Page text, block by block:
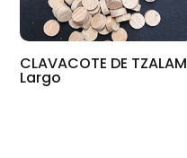
CLAVACOTE DE TZALAM
Largo